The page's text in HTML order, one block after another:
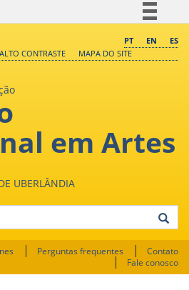
Comunica BR
Canais
PT EN
ES
ALTO CONTRASTE MAPA DO SITE
em Artes
UBERLÂNDIA
Perguntas frequentes
Contato
Fale conosco